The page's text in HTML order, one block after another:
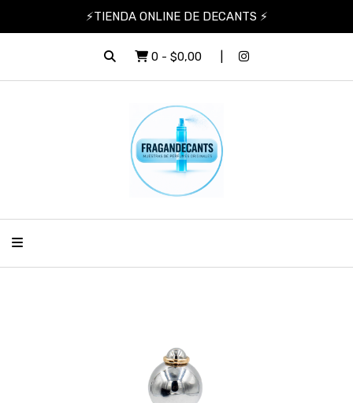
⚡TIENDA ONLINE DE DECANTS ⚡
0 - $0,00